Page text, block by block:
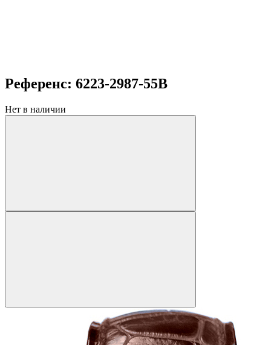
Референс: 6223-2987-55B
Нет в наличии